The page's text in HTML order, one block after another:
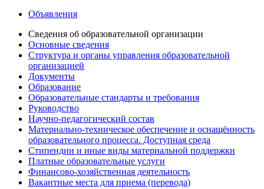
Объявления
Сведения об образовательной организации
Основные сведения
Структура и органы управления образовательной
организацией
Документы
Образование
Образовательные стандарты и требования
Руководство
Научно-педагогический состав
Материально-техническое обеспечение и оснащённость
образовательного процесса. Доступная среда
Стипендии и иные виды материальной поддержки
Платные образовательные услуги
Финансово-хозяйственная деятельность
Вакантные места для приема (перевода)